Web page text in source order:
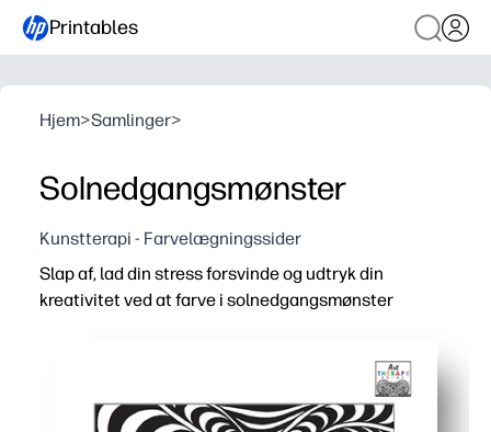
Printables
Hjem>Samlinger>
Solnedgangsmønster
Kunstterapi - Farvelægningssider
Slap af, lad din stress forsvinde og udtryk din
kreativitet ved at farve i solnedgangsmønster
Beroligende fokus - flydende solnedgangslinjer
Færdighedsopbygning - styrker finmotorisk kontrol,